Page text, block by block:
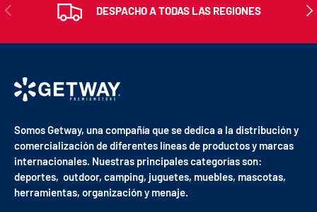
ANTERIOR DESPACHO A TODAS LAS REGIONES
Somos Getway, una compañía que se dedica a la distribución y
comercialización de diferentes líneas de productos y marcas
internacionales. Nuestras principales categorías son:
deportes, outdoor, camping, juguetes, muebles, mascotas,
herramientas, organización y menaje.